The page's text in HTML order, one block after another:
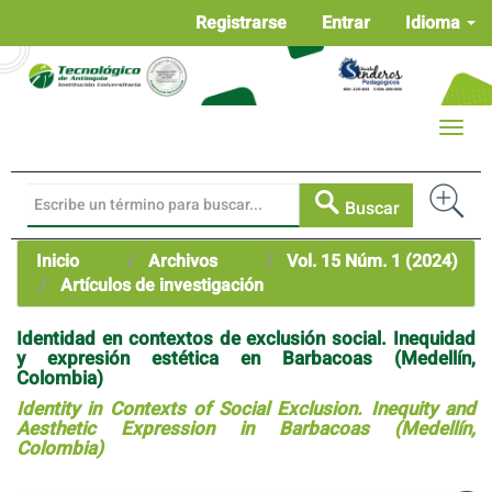
Contenido
principal
Idioma
Registrarse Entrar
Buscar
Toggle
Inicio Archivos
Vol. 15 Núm. 1 (2024)
Artículos de investigación
Identidad en contextos de exclusión social. Inequidad
y expresión estética en Barbacoas (Medellín,
Colombia)
Identity in Contexts of Social Exclusion. Inequity and
Aesthetic Expression in Barbacoas (Medellín,
Colombia)